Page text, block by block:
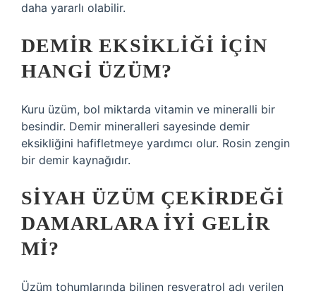
daha yararlı olabilir.
DEMIR EKSIKLIĞI IÇIN
HANGI ÜZÜM?
Kuru üzüm, bol miktarda vitamin ve mineralli bir
besindir. Demir mineralleri sayesinde demir
eksikliğini hafifletmeye yardımcı olur. Rosin zengin
bir demir kaynağıdır.
SIYAH ÜZÜM ÇEKIRDEĞI
DAMARLARA IYI GELIR
MI?
Üzüm tohumlarında bilinen resveratrol adı verilen